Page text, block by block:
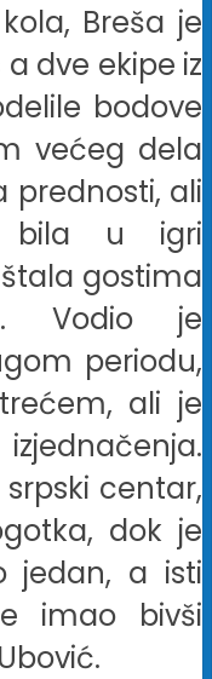
Breša je
dve ekipe iz
bodove
većeg dela
prednosti, ali
bila u igri
gostima
Vodio je
periodu,
ali je
centar,
dok je
jedan, a isti
imao bivši